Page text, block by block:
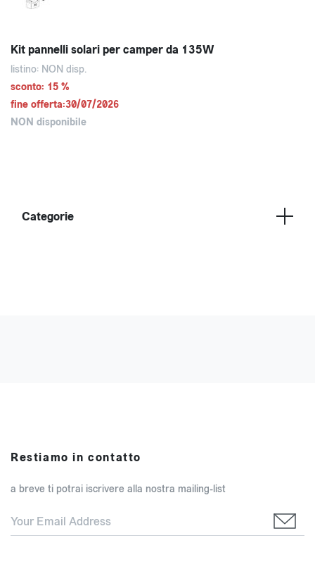
Kit pannelli solari per camper da 135W
listino: NON disp.
sconto: 15 %
fine offerta:30/07/2026
NON disponibile
Categorie
Restiamo in contatto
a breve ti potrai iscrivere alla nostra mailing-list